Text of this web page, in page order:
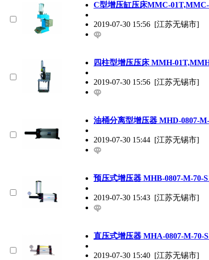
C型增压缸压床MMC-
2019-07-30 15:56 [江苏无锡市]
四柱型增压压床 MMH-
2019-07-30 15:56 [江苏无锡市]
油桶分离型增压器 MHD-0807-
2019-07-30 15:44 [江苏无锡市]
预压式增压器 MHB-0807-M-70-
2019-07-30 15:43 [江苏无锡市]
直压式增压器 MHA-0807-M-70-
2019-07-30 15:40 [江苏无锡市]